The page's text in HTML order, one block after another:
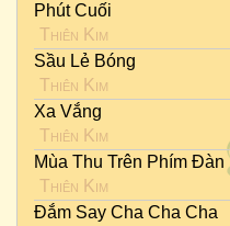
Phút Cuối
Thiên Kim
Sầu Lẻ Bóng
Thiên Kim
Xa Vắng
Thiên Kim
Mùa Thu Trên Phím Đàn
Thiên Kim
Đắm Say Cha Cha Cha